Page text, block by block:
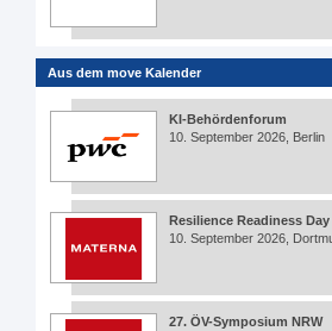
Aus dem move Kalender
KI-Behördenforum
10. September 2026, Berlin
Resilience Readiness Day
10. September 2026,
27. ÖV-Symposium NRW